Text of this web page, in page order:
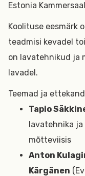
Estonia
Koolituse eesmärk
teadmisi kevadel
on lavatehnikud ja
lavadel.
Teemad ja
Tapio
lavatehnika
mõtteviisis
Anton
Kärgänen